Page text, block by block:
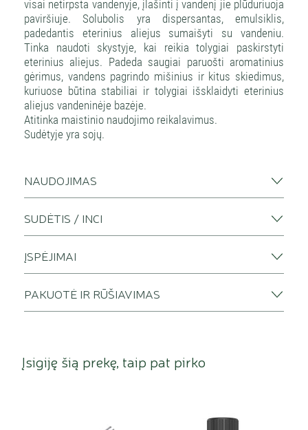
visai netirpsta vandenyje, įlašinti į vandenį jie plūduriuoja
paviršiuje. Solubolis yra dispersantas, emulsiklis,
padedantis eterinius aliejus sumaišyti su vandeniu.
Tinka naudoti skystyje, kai reikia tolygiai paskirstyti
eterinius aliejus. Padeda saugiai paruošti aromatinius
gėrimus, vandens pagrindo mišinius ir kitus skiedimus,
kuriuose būtina stabiliai ir tolygiai išsklaidyti eterinius
aliejus vandeninėje bazėje.
Atitinka maistinio naudojimo reikalavimus.
Sudėtyje yra sojų.
NAUDOJIMAS
SUDĖTIS / INCI
ĮSPĖJIMAI
PAKUOTĖ IR RŪŠIAVIMAS
Įsigiję šią prekę, taip pat pirko